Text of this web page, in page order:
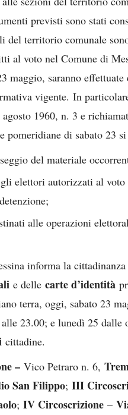
previsti sono stati
del territorio comunale
al voto nel Comune di
maggio, saranno effettuate
vigente. In
1960, n. 3 e
di sabato 23 si
del materiale
elettori autorizzati al
alle operazioni
informa la cittadinanza
e delle carte d’identità
terra, oggi, sabato 23
23.00; e lunedì 25 dalle
cittadine.
– Vico Petraro n. 6,
San Filippo; III
; IV Circoscrizione –